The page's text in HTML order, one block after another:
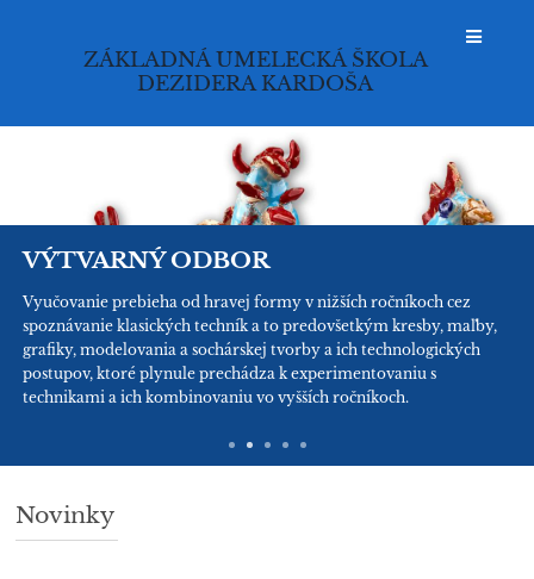
ZÁKLADNÁ UMELECKÁ ŠKOLA
DEZIDERA KARDOŠA
Hlavná
VÝTVARNÝ ODBOR
Vyučovanie prebieha od hravej formy v nižších ročníkoch cez
spoznávanie klasických techník a to predovšetkým kresby, maľby,
grafiky, modelovania a sochárskej tvorby a ich technologických
postupov, ktoré plynule prechádza k experimentovaniu s
technikami a ich kombinovaniu vo vyšších ročníkoch.
Novinky